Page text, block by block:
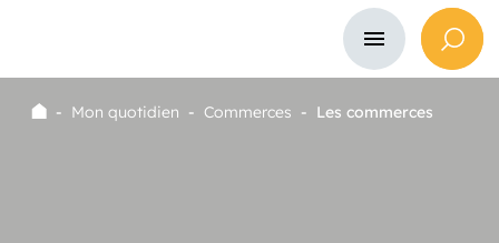
- Mon quotidien - Commerces - Les commerces